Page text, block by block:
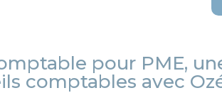
pour PME,
comptables avec